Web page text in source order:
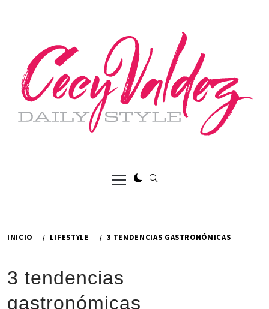
Menú
principal
INICIO LIFESTYLE 3 TENDENCIAS GASTRONÓMICAS
3 tendencias
gastronómicas